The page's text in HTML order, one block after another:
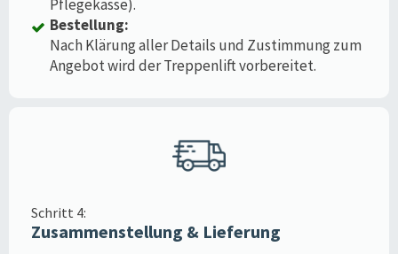
Pflegekasse).
Bestellung:
Nach Klärung aller Details und Zustimmung zum
Angebot wird der Treppenlift vorbereitet.
Schritt 4:
Zusammenstellung & Lieferung